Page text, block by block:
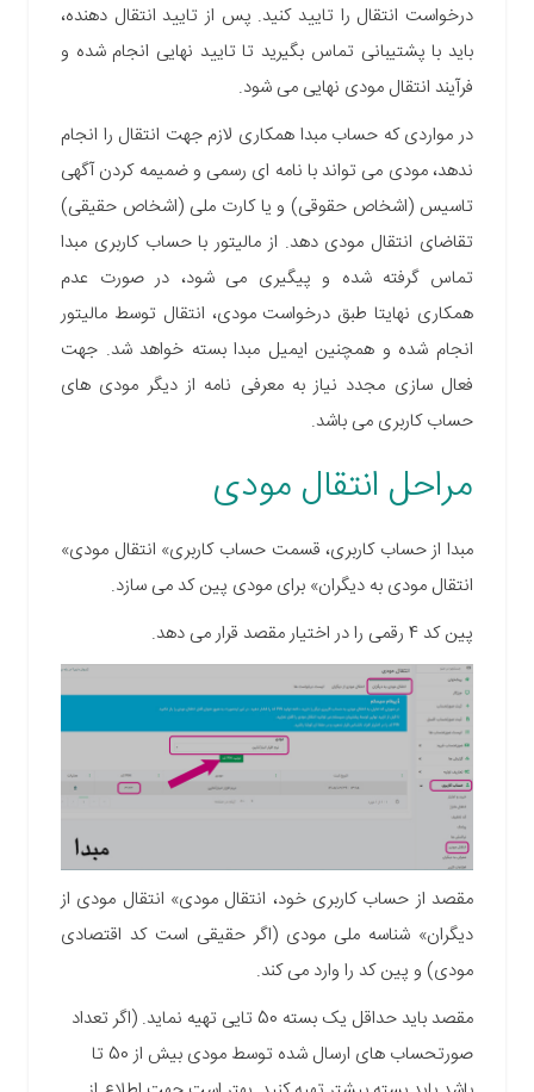
درخواست انتقال را تایید کنید. پس از تایید انتقال دهنده،
باید با پشتیبانی تماس بگیرید تا تایید نهایی انجام شده و
فرآیند انتقال مودی نهایی می شود.
در مواردی که حساب مبدا همکاری لازم جهت انتقال را انجام
ندهد، مودی می تواند با نامه ای رسمی و ضمیمه کردن آگهی
تاسیس (اشخاص حقوقی) و یا کارت ملی (اشخاص حقیقی)
تقاضای انتقال مودی دهد. از مالیتور با حساب کاربری مبدا
تماس گرفته شده و پیگیری می شود، در صورت عدم
همکاری نهایتا طبق درخواست مودی، انتقال توسط مالیتور
انجام شده و همچنین ایمیل مبدا بسته خواهد شد. جهت
فعال سازی مجدد نیاز به معرفی نامه از دیگر مودی های
حساب کاربری می باشد.
مراحل انتقال مودی
مبدا از حساب کاربری، قسمت حساب کاربری» انتقال مودی»
انتقال مودی به دیگران» برای مودی پین کد می سازد.
پین کد 4 رقمی را در اختیار مقصد قرار می دهد.
مقصد از حساب کاربری خود، انتقال مودی» انتقال مودی از
دیگران» شناسه ملی مودی (اگر حقیقی است کد اقتصادی
مودی) و پین کد را وارد می کند.
مقصد
باید حداقل یک بسته 50 تایی تهیه نماید. (اگر تعداد
صورتحساب های ارسال شده توسط مودی بیش از 50 تا